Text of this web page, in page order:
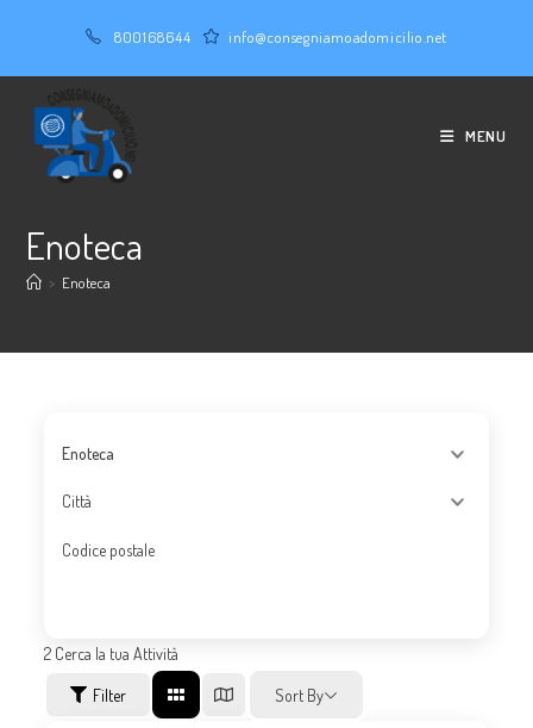
contenuto
800168644 info@consegniamoadomicilio.net
MENU
Enoteca
> Enoteca
Enoteca
Città
Codice postale
2 Cerca la tua Attività
Filter Sort By